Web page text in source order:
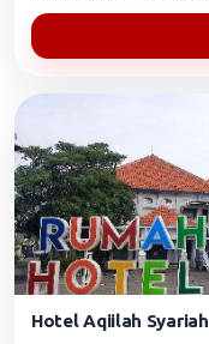
Hotel Aqiilah Syariah